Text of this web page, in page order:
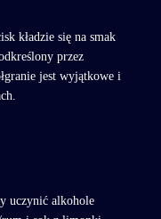
kładzie się na smak
przez
jest wyjątkowe i
uczynić alkohole